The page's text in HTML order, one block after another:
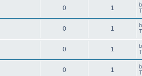
0 1
0 1
0 1
0 1